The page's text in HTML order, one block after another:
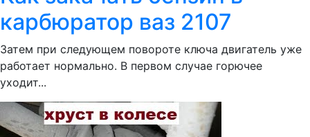
карбюратор ваз 2107
Затем при следующем повороте ключа двигатель уже
работает нормально. В первом случае горючее
уходит...